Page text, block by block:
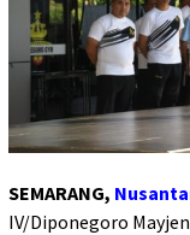
SEMARANG,
IV/Diponegoro